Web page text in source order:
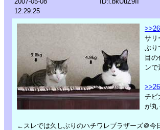
12:29:25
サ
ぶり
目の
ンで
チビ
が丸
←スレでは久しぶりのハチワレブラザーズ＠今